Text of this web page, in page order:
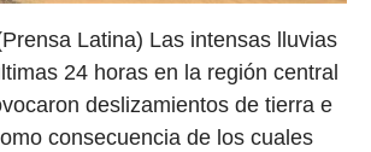
Latina) Las intensas lluvias
24 horas en la región central
deslizamientos de tierra e
consecuencia de los cuales